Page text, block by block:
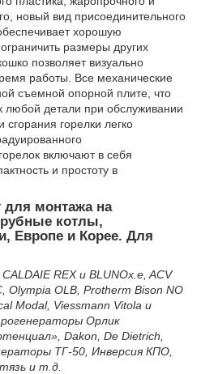
новый вид присоединительного
хорошую
размеры других
позволяет визуально
работы. Все механические
съемной опорной плите, что
любой детали при обслуживании
сгорания горелки легко
включают в себя
и простоту в
монтажа на
котлы,
Европе и Корее. Для
REX и BLUNOx.e, ACV
OLB, Protherm Bison NO
Modal, Viessmann Vitola и
Орлик
Dakon, De Dietrich,
ТГ-50, Инверсия КПО,
и т.д.